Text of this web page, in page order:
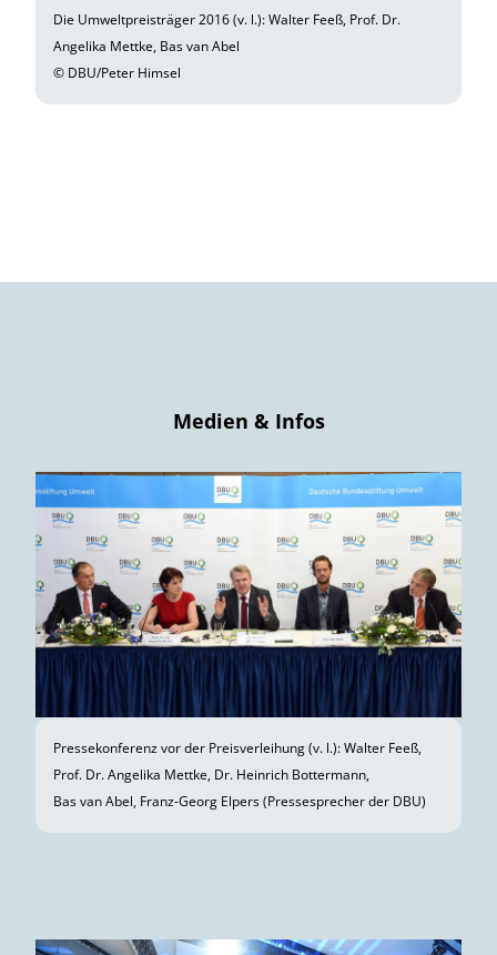
Die Umweltpreisträger 2016 (v. l.): Walter Feeß, Prof. Dr.
Angelika Mettke, Bas van Abel
© DBU/Peter Himsel
Medien & Infos
Pressekonferenz vor der Preisverleihung (v. l.): Walter Feeß,
Prof. Dr. Angelika Mettke, Dr. Heinrich Bottermann,
Bas van Abel, Franz-Georg Elpers (Presse­sprecher der DBU)